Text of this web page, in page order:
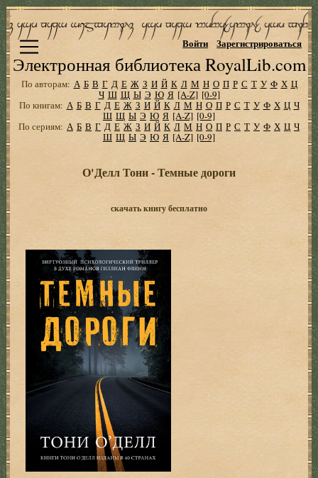
Электронная библиотека RoyalLib.com
Войти Зарегистрироваться
По авторам: А Б В Г Д Е Ж З И Й К Л М Н О П Р С Т У Ф Х Ц
Ч Ш Щ Ы Э Ю Я [A-Z] [0-9]
По книгам: А Б В Г Д Е Ж З И Й К Л М Н О П Р С Т У Ф Х Ц Ч
Ш Щ Ы Э Ю Я [A-Z] [0-9]
По сериям: А Б В Г Д Е Ж З И Й К Л М Н О П Р С Т У Ф Х Ц Ч
Ш Щ Ы Э Ю Я [A-Z] [0-9]
О'Делл Тони - Темные дороги
скачать книгу бесплатно